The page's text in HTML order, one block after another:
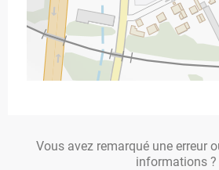
Vous avez remarqué une erreur
informations ?